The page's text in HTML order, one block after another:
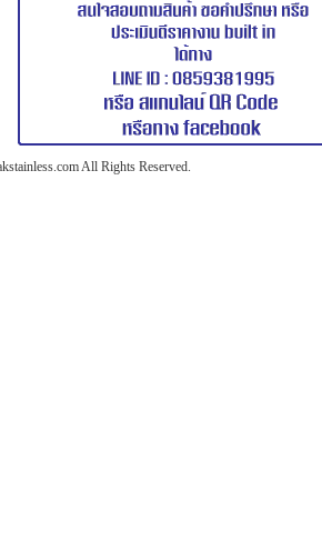
All Rights Reserved.